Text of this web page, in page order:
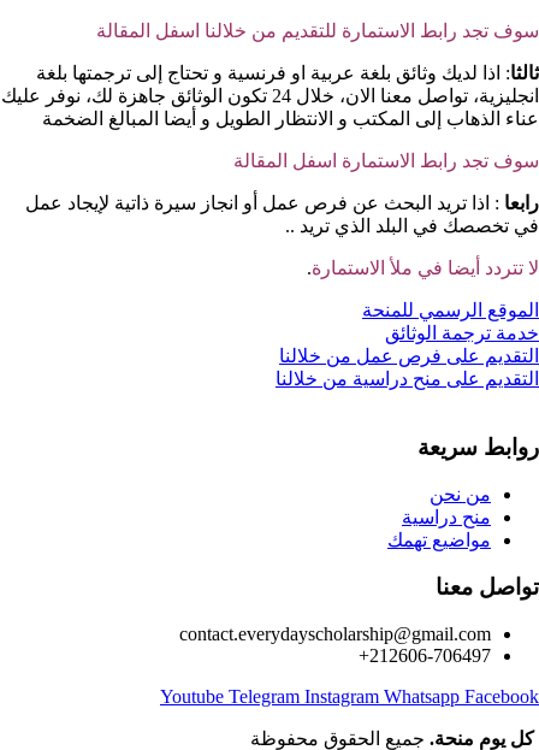
سوف تجد رابط الاستمارة للتقديم من خلالنا اسفل المقالة
ثالثا: اذا لديك وثائق بلغة عربية او فرنسية و تحتاج إلى ترجمتها بلغة
انجليزية، تواصل معنا الان، خلال 24 تكون الوثائق جاهزة لك، نوفر عليك
عناء الذهاب إلى المكتب و الانتظار الطويل و أيضا المبالغ الضخمة
سوف تجد رابط الاستمارة اسفل المقالة
رابعا : اذا تريد البحث عن فرص عمل أو انجاز سيرة ذاتية لإيجاد عمل
في تخصصك في البلد الذي تريد ..
لا تتردد أيضا في ملأ الاستمارة.
الموقع الرسمي للمنحة
خدمة ترجمة الوثائق
التقديم على فرص عمل من خلالنا
التقديم على منح دراسية من خلالنا
روابط سريعة
من نحن
منح دراسية
مواضيع تهمك
تواصل معنا
contact.everydayscholarship@gmail.com
212606-706497+
Youtube Telegram Instagram Whatsapp Facebook
كل يوم منحة. جميع الحقوق محفوظة